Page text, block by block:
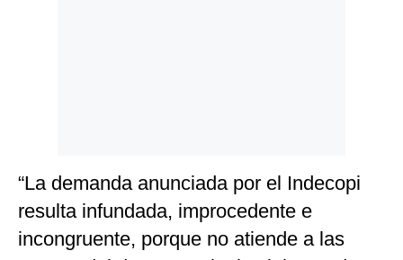
“La demanda anunciada por el Indecopi
resulta infundada, improcedente e
incongruente, porque no atiende a las